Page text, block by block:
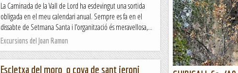
La Caminada de la Vall de Lord ha esdevingut una sortida
obligada en el meu calendari anual. Sempre es fa en el
dissabte de Setmana Santa i l’organització és meravellosa,...
Excursions del Joan Ramon
Escletxa del moro o cova de sant jeroni